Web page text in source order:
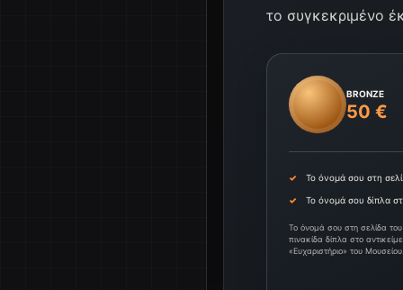
το συγκεκριμένο
BRONZE
50 €
Το όνομά σου στη
Το όνομά σου δίπλα
Το όνομά σου στη σελίδα
πινακίδα δίπλα στο
«Ευχαριστήριο» του Μουσείου.